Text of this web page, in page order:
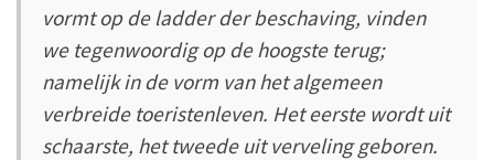
vormt op de ladder der beschaving, vinden
we tegenwoordig op de hoogste terug;
namelijk in de vorm van het algemeen
verbreide toeristenleven. Het eerste wordt uit
schaarste, het tweede uit verveling geboren.